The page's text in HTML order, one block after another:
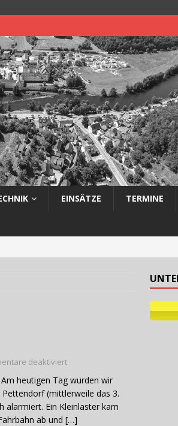
EINSÄTZE TERMINE
deaktiviert
heutigen Tag wurden wir
(mittlerweile das 3.
alarmiert. Ein Kleinlaster kam
ab und […]